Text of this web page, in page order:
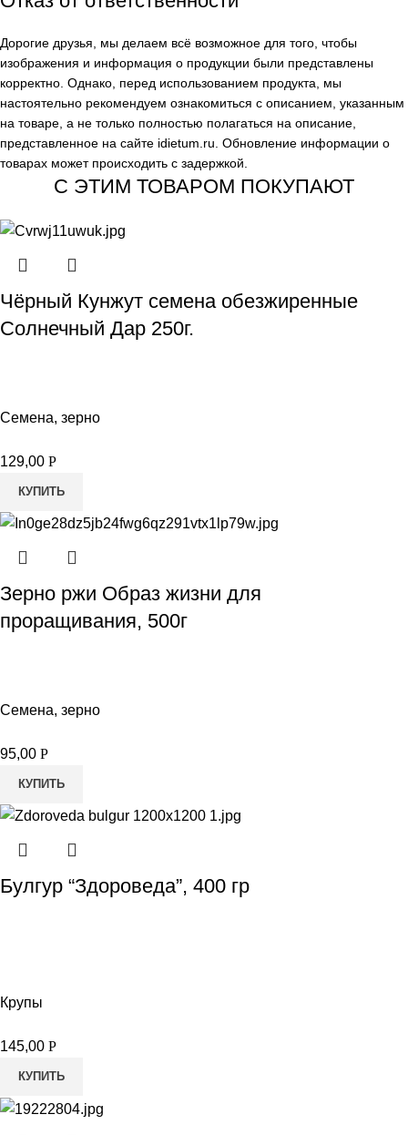
Дорогие друзья, мы делаем всё возможное для того, чтобы
изображения и информация о продукции были представлены
корректно. Однако, перед использованием продукта, мы
настоятельно рекомендуем ознакомиться с описанием, указанным
на товаре, а не только полностью полагаться на описание,
представленное на сайте idietum.ru . Обновление информации о
товарах может происходить с задержкой.
С ЭТИМ ТОВАРОМ ПОКУПАЮТ
Чёрный Кунжут семена обезжиренные
Солнечный Дар 250г.
Семена, зерно
129,00 Р
КУПИТЬ
Зерно ржи Образ жизни для
проращивания, 500г
Семена, зерно
95,00 Р
КУПИТЬ
Булгур “Здороведа”, 400 гр
Крупы
145,00 Р
КУПИТЬ